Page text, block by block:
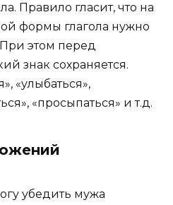
Правило гласит, что на
формы глагола нужно
этом перед
знак сохраняется.
«улыбаться»,
«просыпаться» и т.д.
убедить мужа